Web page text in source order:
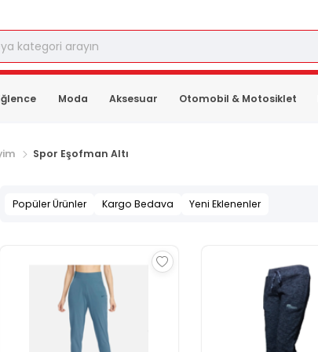
Moda Aksesuar Otomobil & Motosiklet
Spor Eşofman Altı
Popüler Ürünler Kargo Bedava Yeni Eklenenler